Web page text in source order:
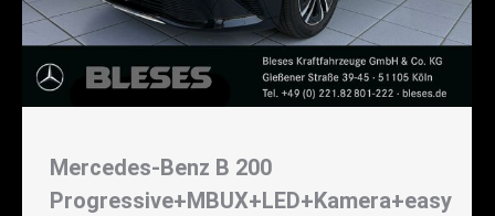
Mercedes-Benz B 200
Progressive+MBUX+LED+Kamera+easy